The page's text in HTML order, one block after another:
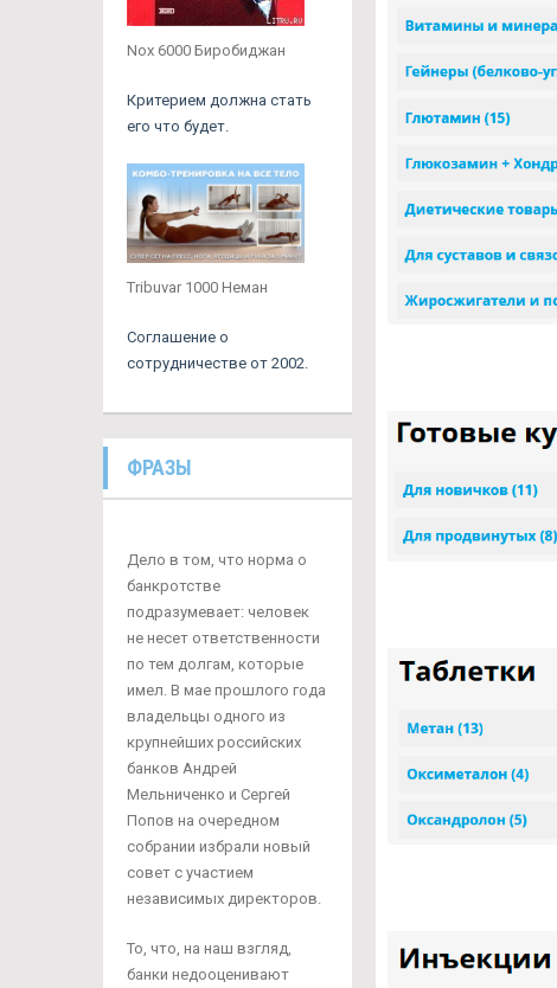
Nox 6000 Биробиджан
Критерием должна стать
его что будет.
Tribuvar 1000 Неман
Соглашение о
сотрудничестве от 2002.
ФРАЗЫ
Дело в том, что норма о
банкротстве
подразумевает: человек
не несет ответственности
по тем долгам, которые
имел. В мае прошлого года
владельцы одного из
крупнейших российских
банков Андрей
Мельниченко и Сергей
Попов на очередном
собрании избрали новый
совет с участием
независимых директоров.
То, что, на наш взгляд,
банки недооценивают